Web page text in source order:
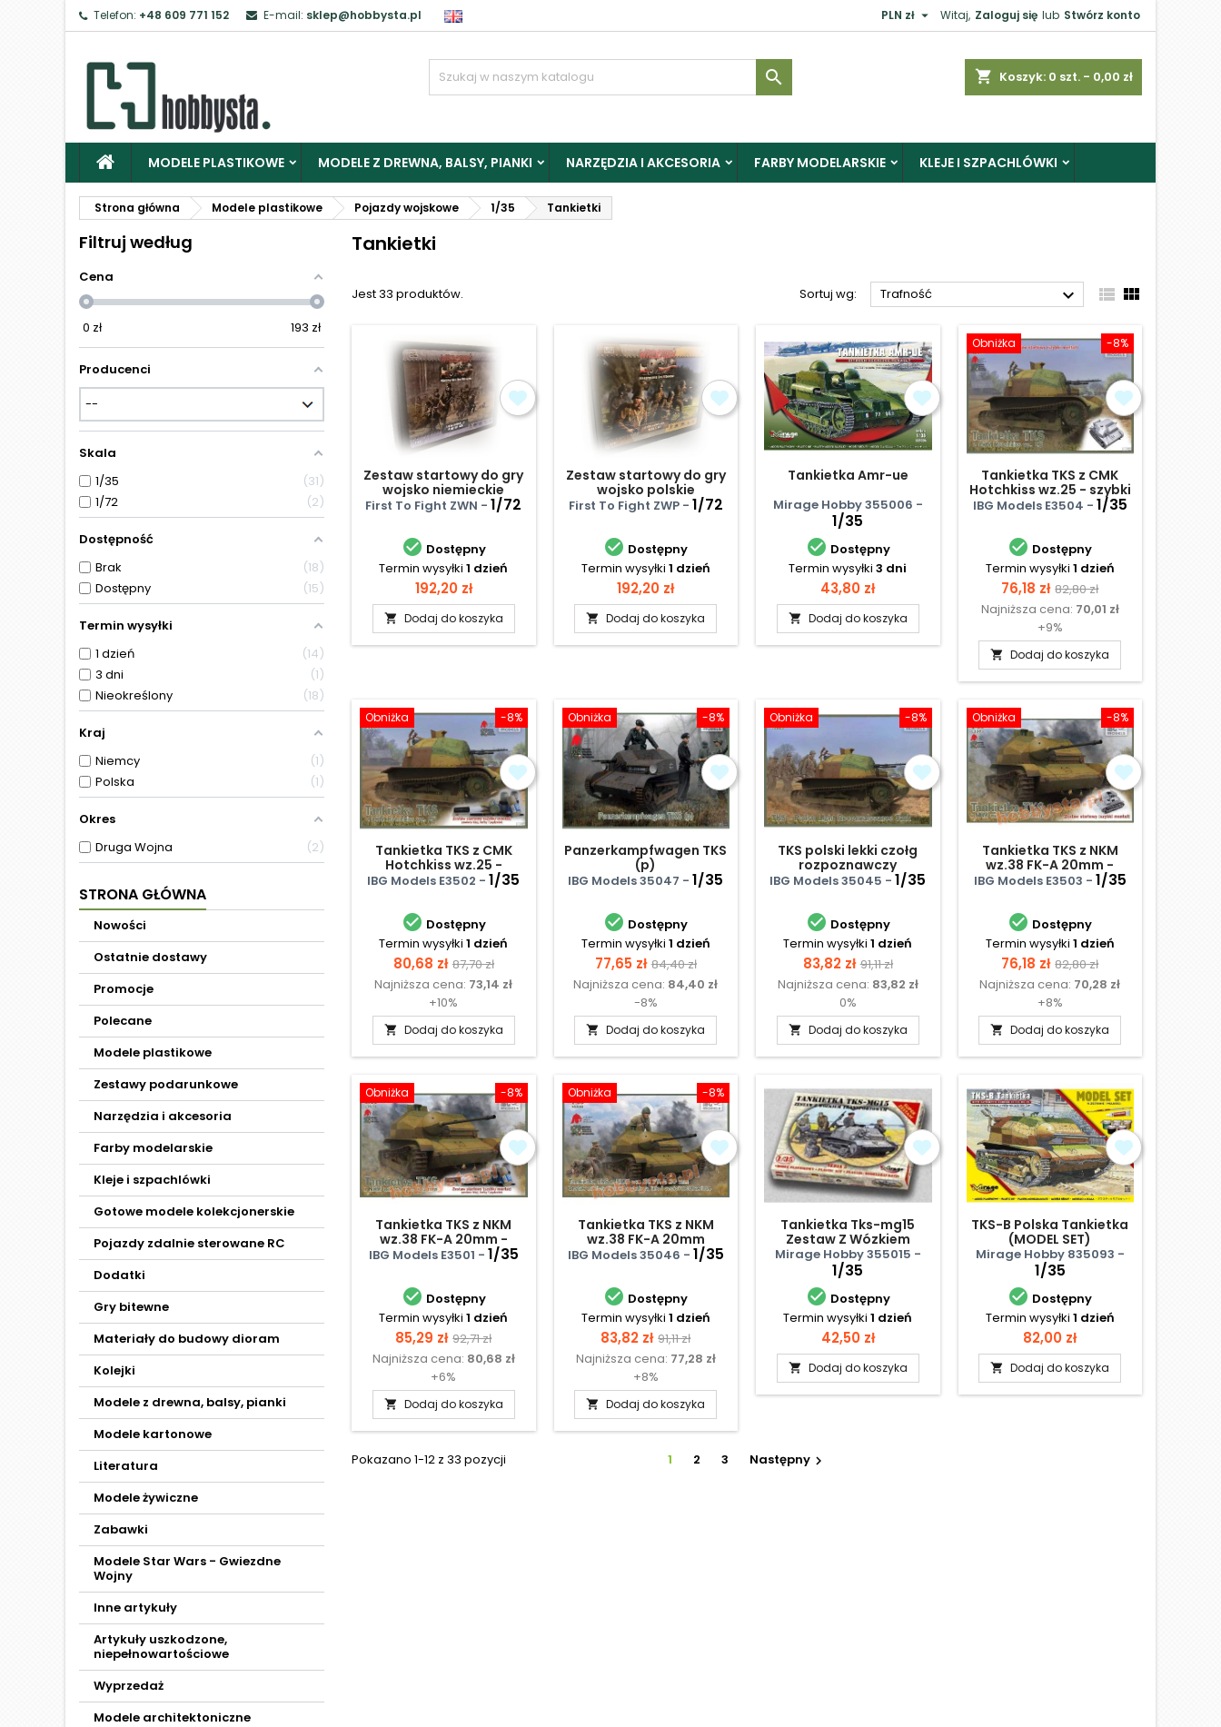
Telefon: +48 609 771 152 E-mail: sklep@hobbysta.pl Witaj, Zaloguj się lub Stwórz konto
PLN zł 
shopping_cart Koszyk: 0 szt. - 0,00 zł

MODELE PLASTIKOWE MODELE Z DREWNA, BALSY, PIANKI NARZĘDZIA I AKCESORIA FARBY MODELARSKIE KLEJE I SZPACHLÓWKI
Strona główna Modele plastikowe Pojazdy wojskowe 1/35 Tankietki
Filtruj według
Cena
0 zł 193 zł
Producenci
Skala
1/35
31
1/72
2
Dostępność
Brak
18
Dostępny
15
Termin wysyłki
1 dzień
14
3 dni
1
Nieokreślony
18
Kraj
Niemcy
1
Polska
1
Okres
Druga Wojna
2
STRONA GŁÓWNA
Nowości
Ostatnie dostawy
Promocje
Polecane
Modele plastikowe
Zestawy podarunkowe
Narzędzia i akcesoria
Farby modelarskie
Kleje i szpachlówki
Gotowe modele kolekcjonerskie
Pojazdy zdalnie sterowane RC
Dodatki
Gry bitewne
Materiały do budowy dioram
Kolejki
Modele z drewna, balsy, pianki
Modele kartonowe
Literatura
Modele żywiczne
Zabawki
Modele Star Wars - Gwiezdne
Wojny
Inne artykuły
Artykuły uszkodzone,
niepełnowartościowe
Wyprzedaż
Modele architektoniczne
Tankietki
Jest 33 produktów. Sortuj wg: Trafność   
Zestaw startowy do gry
wojsko niemieckie
First To Fight ZWN -1/72
 Dostępny
Termin wysyłki 1 dzień
Cena
192,20 zł
 Dodaj do koszyka
Zestaw startowy do gry
wojsko polskie
First To Fight ZWP - 1/72
 Dostępny
Termin wysyłki 1 dzień
Cena
192,20 zł
 Dodaj do koszyka
Tankietka Amr-ue
Mirage Hobby 355006 -
1/35
 Dostępny
Termin wysyłki 3 dni
Cena
43,80 zł
 Dodaj do koszyka
-8%
Obniżka
Tankietka TKS z CMK
Hotchkiss wz.25 - szybki
montaż
IBG Models E3504 - 1/35
 Dostępny
Termin wysyłki 1 dzień
Cena
76,18 zł Cena
podstawowa
82,80 zł
Najniższa cena: 70,01 zł
+9%
 Dodaj do koszyka
-8%
Obniżka
Tankietka TKS z CMK
Hotchkiss wz.25 -
Zestaw Startowy
IBG Models E3502 -1/35
 Dostępny
Termin wysyłki 1 dzień
Cena
80,68 zł Cena
podstawowa
87,70 zł
Najniższa cena: 73,14 zł
+10%
 Dodaj do koszyka
-8%
Obniżka
Panzerkampfwagen TKS
(p)
IBG Models 35047 -1/35
 Dostępny
Termin wysyłki 1 dzień
Cena
77,65 zł Cena
podstawowa
84,40 zł
Najniższa cena: 84,40 zł
-8%
 Dodaj do koszyka
-8%
Obniżka
TKS polski lekki czołg
rozpoznawczy
(tankietka)
IBG Models 35045 -1/35
 Dostępny
Termin wysyłki 1 dzień
Cena
83,82 zł Cena
podstawowa
91,11 zł
Najniższa cena: 83,82 zł
0%
 Dodaj do koszyka
-8%
Obniżka
Tankietka TKS z NKM
wz.38 FK-A 20mm -
szybki montaż
IBG Models E3503 - 1/35
 Dostępny
Termin wysyłki 1 dzień
Cena
76,18 zł Cena
podstawowa
82,80 zł
Najniższa cena: 70,28 zł
+8%
 Dodaj do koszyka
-8%
Obniżka
Tankietka TKS z NKM
wz.38 FK-A 20mm -
Zestaw Startowy
IBG Models E3501 - 1/35
 Dostępny
Termin wysyłki 1 dzień
Cena
85,29 zł Cena
podstawowa
92,71 zł
Najniższa cena: 80,68 zł
+6%
 Dodaj do koszyka
-8%
Obniżka
Tankietka TKS z NKM
wz.38 FK-A 20mm
IBG Models 35046 - 1/35
 Dostępny
Termin wysyłki 1 dzień
Cena
83,82 zł Cena
podstawowa
91,11 zł
Najniższa cena: 77,28 zł
+8%
 Dodaj do koszyka
Tankietka Tks-mg15
Zestaw Z Wózkiem
Zaopatrzeniowym
Mirage Hobby 355015 -
1/35
 Dostępny
Termin wysyłki 1 dzień
Cena
42,50 zł
 Dodaj do koszyka
TKS-B Polska Tankietka
(MODEL SET)
Mirage Hobby 835093 -
1/35
 Dostępny
Termin wysyłki 1 dzień
Cena
82,00 zł
 Dodaj do koszyka
Pokazano 1-12 z 33 pozycji 1 2 3 Następny
Zaloguj
Aby zapisać produkty do Schowka, musisz się zalogować.
Anuluj Zaloguj